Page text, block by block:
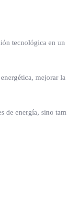
tecnológica en
mejorar
energía, sino